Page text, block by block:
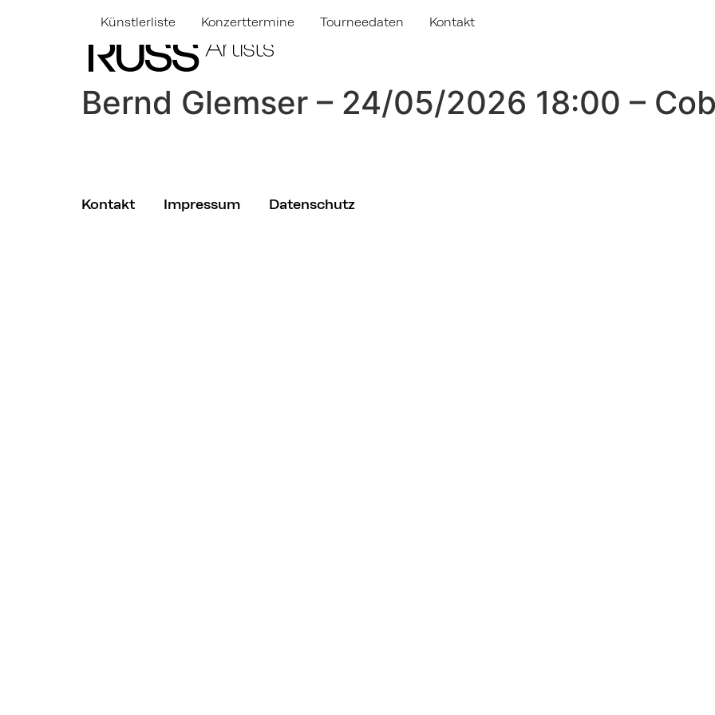
Künstlerliste Konzerttermine Tourneedaten Kontakt
Bernd Glemser – 24/05/2026 18:00 –
Kontakt Impressum Datenschutz